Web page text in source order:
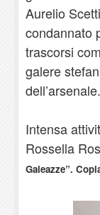
Aurelio
condannato
trascorsi
galere
dell’arsenale.
Intensa
Rossella
Galeazze”.